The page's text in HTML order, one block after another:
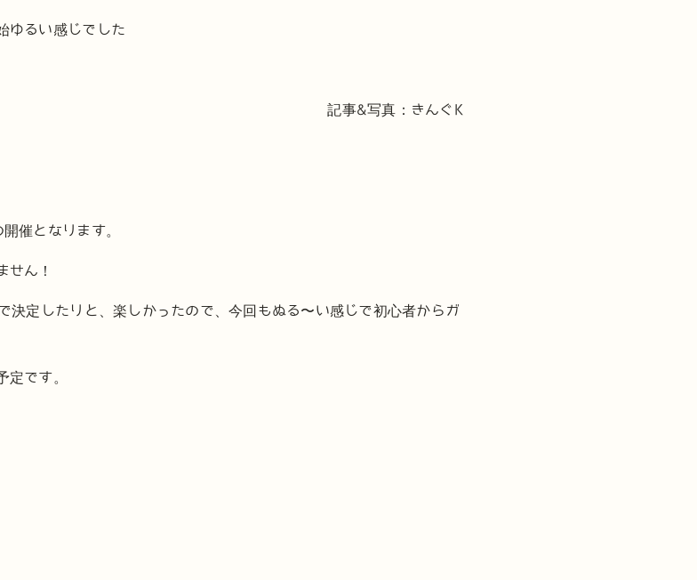
ゆるい感じでした
記事&写真：きんぐK
催となります。
せん！
決定したりと、楽しかったので、今回もぬる〜い感じで初心者からガ
定です。